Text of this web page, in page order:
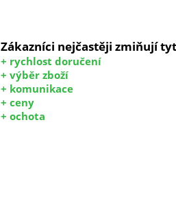
Zákazníci nejčastěji zmiňují
+ rychlost doručení
+ výběr zboží
+ komunikace
+ ceny
+ ochota